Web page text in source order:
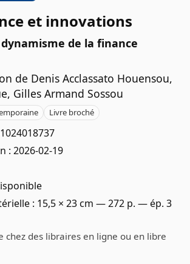
et innovations
de la finance
de Denis Acclassato Houensou,
Gilles Armand Sossou
Livre broché
: 2026-02-19
: 15,5 × 23 cm — 272 p. — ép. 3
chez des libraires en ligne ou en libre